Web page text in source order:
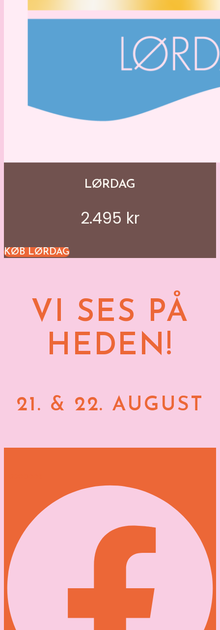
LØRDAG
2.495 kr
KØB LØRDAG
VI SES PÅ
HEDEN!
21. & 22. AUGUST